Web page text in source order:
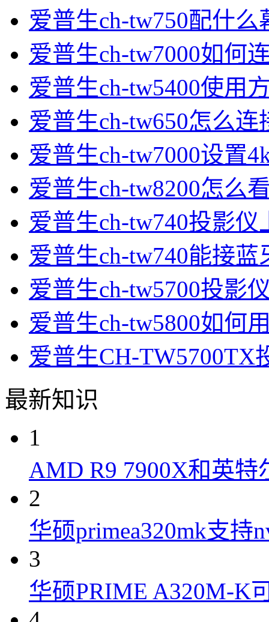
爱普生ch-tw750配什么
爱普生ch-tw7000如何
爱普生ch-tw5400使用
爱普生ch-tw650怎么连
爱普生ch-tw7000设置
爱普生ch-tw8200怎么
爱普生ch-tw740投影仪
爱普生ch-tw740能接蓝
爱普生ch-tw5700投影
爱普生ch-tw5800如何
爱普生CH-TW5700TX
最新知识
1
AMD R9 7900X和英特
2
华硕primea320mk支持
3
华硕PRIME A320M-K